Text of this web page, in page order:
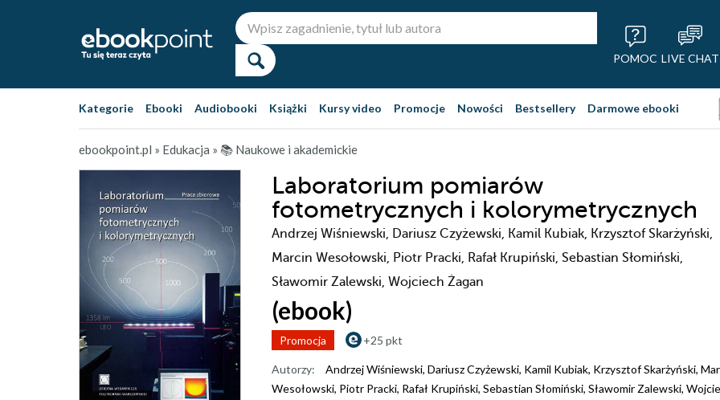
POMOC LIVE CHAT
Kategorie Ebooki Audiobooki Książki Kursy video Promocje Nowości Bestsellery Darmowe ebooki
ebookpoint.pl » Edukacja » 📚 Naukowe i akademickie
Laboratorium pomiarów
fotometrycznych i kolorymetrycznych
Andrzej Wiśniewski, Dariusz Czyżewski, Kamil Kubiak, Krzysztof Skarżyński,
Marcin Wesołowski, Piotr Pracki, Rafał Krupiński, Sebastian Słomiński,
Sławomir Zalewski, Wojciech Żagan
(ebook)
Promocja +25 pkt
Autorzy: Andrzej Wiśniewski, Dariusz Czyżewski, Kamil Kubiak, Krzysztof Skarżyński,
Wesołowski, Piotr Pracki, Rafał Krupiński, Sebastian Słomiński, Sławomir Zalewski,